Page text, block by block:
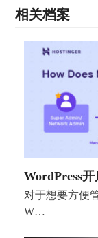
相关档案
WordPress
对于想要方便
W…